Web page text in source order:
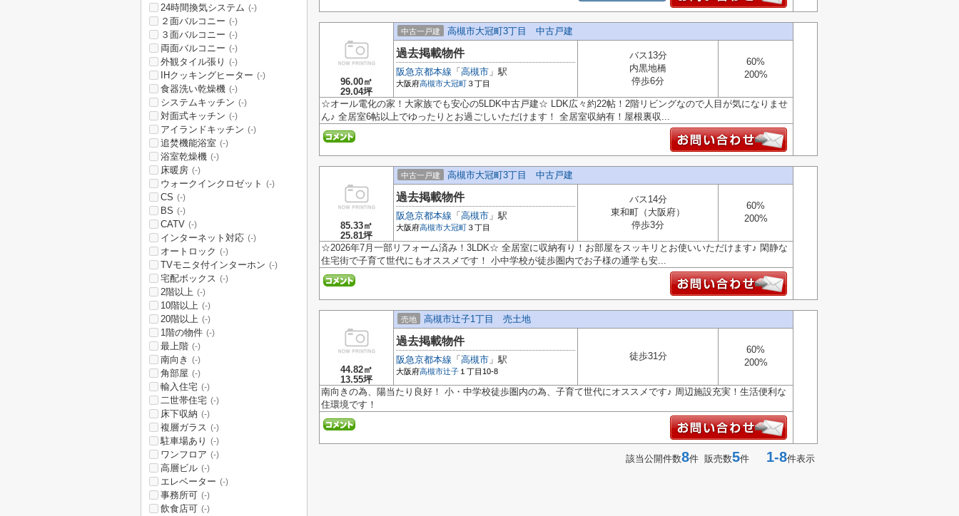
96.00㎡
29.04坪
中古一戸建 高槻市大冠町3丁目 中古戸建
過去掲載物件
阪急京都本線 「 高槻市 」駅
大阪府高槻市大冠町 ３丁目
バス13分
内黒地橋
停歩6分
60%
200%
☆オール電化の家！大家族でも安心の5LDK中古戸建☆ LDK広々約22帖！2階リビングなので人目が気になりませ
ん♪ 全居室6帖以上でゆったりとお過ごしいただけます！ 全居室収納有！屋根裏収...
85.33㎡
25.81坪
中古一戸建 高槻市大冠町3丁目 中古戸建
過去掲載物件
阪急京都本線 「 高槻市 」駅
大阪府高槻市大冠町 ３丁目
バス14分
東和町（大阪府）
停歩3分
60%
200%
☆2026年7月一部リフォーム済み！3LDK☆ 全居室に収納有り！お部屋をスッキリとお使いいただけます♪ 閑静な
住宅街で子育て世代にもオススメです！ 小中学校が徒歩圏内でお子様の通学も安...
44.82㎡
13.55坪
売地 高槻市辻子1丁目 売土地
過去掲載物件
阪急京都本線 「 高槻市 」駅
大阪府高槻市辻子 １丁目10-8
徒歩31分
60%
200%
南向きの為、陽当たり良好！ 小・中学校徒歩圏内の為、子育て世代にオススメです♪ 周辺施設充実！生活便利な
住環境です！
該当公開件数8件 販売数5件 1-8件表示
24時間換気システム (-)
２面バルコニー (-)
３面バルコニー (-)
両面バルコニー (-)
外観タイル張り (-)
IHクッキングヒーター (-)
食器洗い乾燥機 (-)
システムキッチン (-)
対面式キッチン (-)
アイランドキッチン (-)
追焚機能浴室 (-)
浴室乾燥機 (-)
床暖房 (-)
ウォークインクロゼット (-)
CS (-)
BS (-)
CATV (-)
インターネット対応 (-)
オートロック (-)
TVモニタ付インターホン (-)
宅配ボックス (-)
2階以上 (-)
10階以上 (-)
20階以上 (-)
1階の物件 (-)
最上階 (-)
南向き (-)
角部屋 (-)
輸入住宅 (-)
二世帯住宅 (-)
床下収納 (-)
複層ガラス (-)
駐車場あり (-)
ワンフロア (-)
高層ビル (-)
エレベーター (-)
事務所可 (-)
飲食店可 (-)